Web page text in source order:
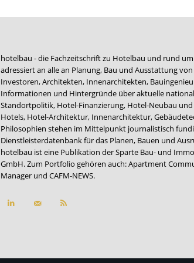
hotelbau - die Fachzeitschrift zu Hotelbau und rund
adressiert an alle an Planung, Bau und Ausstattung
Investoren, Architekten, Innenarchitekten,
Informationen und Hintergründe über aktuelle
Standortpolitik, Hotel-Finanzierung, Hotel-Neubau
Hotels, Hotel-Architektur, Innenarchitektur,
Philosophien stehen im Mittelpunkt journalistisch
Dienstleisterdatenbank für das Planen, Bauen und
hotelbau ist eine Publikation der Sparte Bau- und
GmbH. Zum Portfolio gehören auch:Apartment
Manager und CAFM-NEWS.